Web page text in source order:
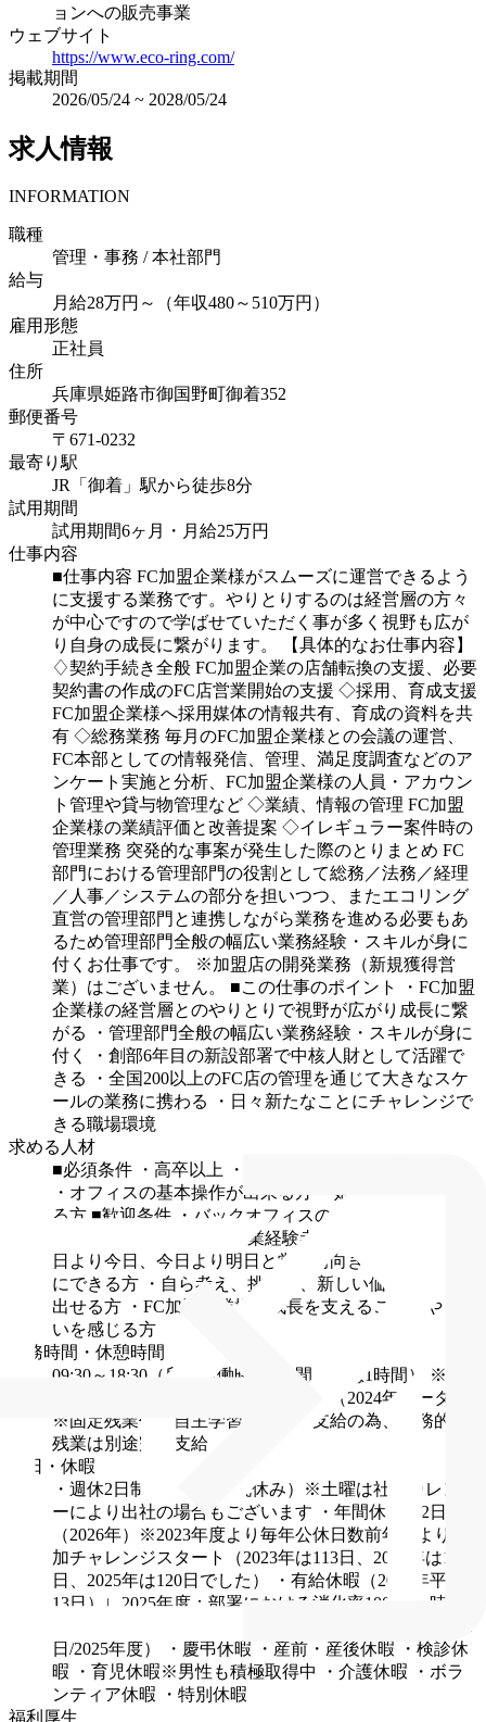
ョンへの販売事業
ウェブサイト
https://www.eco-ring.com/
掲載期間
2026/05/24 ~ 2028/05/24
求人情報
INFORMATION
職種
管理・事務 / 本社部門
給与
月給28万円～（年収480～510万円）
雇用形態
正社員
住所
兵庫県姫路市御国野町御着352
郵便番号
〒671-0232
最寄り駅
JR「御着」駅から徒歩8分
試用期間
試用期間6ヶ月・月給25万円
仕事内容
■仕事内容 FC加盟企業様がスムーズに運営できるよう
に支援する業務です。やりとりするのは経営層の方々
が中心ですので学ばせていただく事が多く視野も広が
り自身の成長に繋がります。
【具体的なお仕事内容】
♢契約手続き全般 FC加盟企業の店舗転換の支援、必要
契約書の作成のFC店営業開始の支援 ◇採用、育成支援
FC加盟企業様へ採用媒体の情報共有、育成の資料を共
有 ◇総務業務 毎月のFC加盟企業様との会議の運営、
FC本部としての情報発信、管理、満足度調査などのア
ンケート実施と分析、FC加盟企業様の人員・アカウン
ト管理や貸与物管理など ◇業績、情報の管理 FC加盟
企業様の業績評価と改善提案 ◇イレギュラー案件時の
管理業務 突発的な事案が発生した際のとりまとめ FC
部門における管理部門の役割として総務／法務／経理
／人事／システムの部分を担いつつ、またエコリング
直営の管理部門と連携しながら業務を進める必要もあ
るため管理部門全般の幅広い業務経験・スキルが身に
付くお仕事です。
※加盟店の開発業務（新規獲得営
業）はございません。
■この仕事のポイント
・FC加盟
企業様の経営層とのやりとりで視野が広がり成長に繋
がる
・管理部門全般の幅広い業務経験・スキルが身に
付く
・創部6年目の新設部署で中核人財として活躍で
きる
・全国200以上のFC店の管理を通じて大きなスケ
ールの業務に携わる
・日々新たなことにチャレンジで
きる職場環境
求める人材
■必須条件
・高卒以上
・普通自動車免許（AT限定可）
・オフィスの基本操作が出来る方
・姫路市で勤務でき
る方 ■歓迎条件 ・バックオフィスの経験者
・法人営業経験者
日より今日、今日より明日と常に前向きな姿勢を大切
にできる方
・自ら考え、挑戦し、新しい価値をつくり
出せる方
・FC加盟企業様の成長を支えることにやりが
いを感じる方
勤務時間・休憩時間
09:30～18:30（所定労働時間8時間、休憩1時間）
※残
業は少なめです。月平均12時間程度（2024年データ）
※固定残業代は自主学習費として支給の為、実務的な
残業は別途完全支給
休日・休暇
・週休2日制（基本土日祝休み）※土曜は社内カレンダ
ーにより出社の場合もございます
・年間休日122日
（2026年）※2023年度より毎年公休日数前年度より増
加チャレンジスタート（2023年は113日、2024年は117
日、2025年は120日でした）
・有給休暇（2024年平均
13日）∟2025年度：部署における消化率100％
・時間
・年末年始休暇（12月30日～1月4
日/2025年度）
・慶弔休暇 ・産前・産後休暇
・検診休
暇
・育児休暇※男性も積極取得中 ・介護休暇
・ボラ
ンティア休暇
・特別休暇
福利厚生